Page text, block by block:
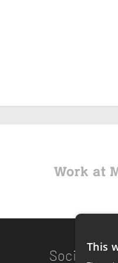
Social links
This